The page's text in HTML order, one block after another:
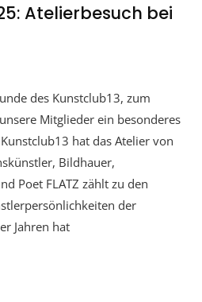
Atelierbesuch bei
des Kunstclub13, zum
Mitglieder ein besonderes
hat das Atelier von
Bildhauer,
Poet FLATZ zählt zu den
der
Jahren hat